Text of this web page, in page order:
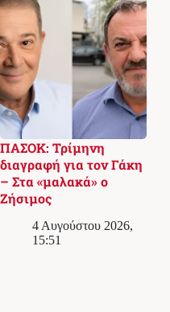
ΠΑΣΟΚ: Τρίμηνη
διαγραφή για τον Γάκη
– Στα «μαλακά» ο
Ζήσιμος
4 Αυγούστου 2026,
15:51